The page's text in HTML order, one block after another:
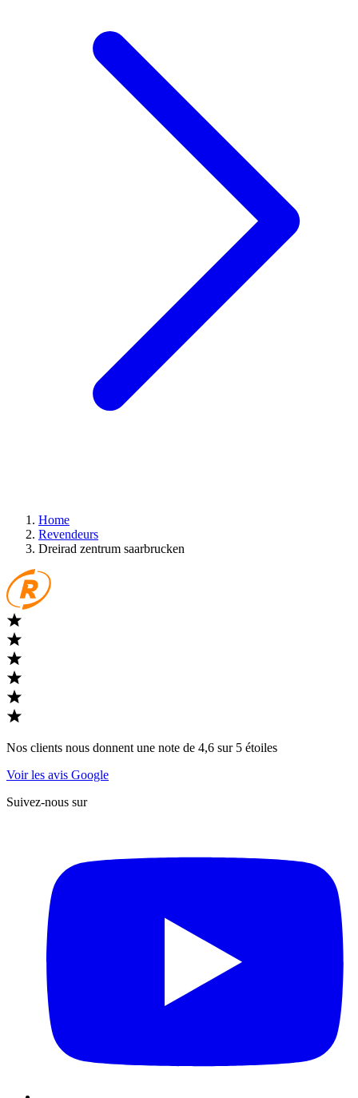
Home
Revendeurs
Dreirad zentrum saarbrucken
Nos clients nous donnent une note de 4,6 sur 5 étoiles
Voir les avis Google
Suivez-nous sur